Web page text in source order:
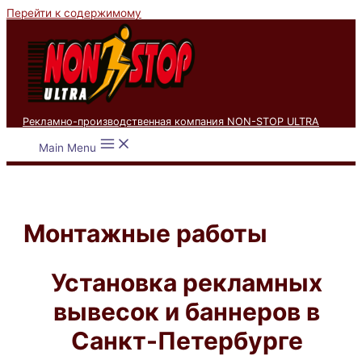
Перейти к содержимому
Рекламно-производственная компания NON-STOP ULTRA
Main Menu
Монтажные работы
Установка рекламных
вывесок и баннеров в
Санкт-Петербурге